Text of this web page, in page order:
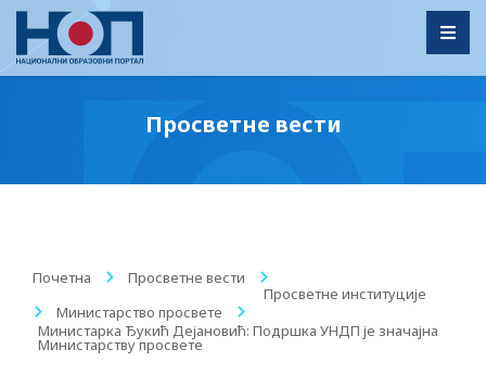
Просветне вести
Почетна / Просветне вести
/
Просветне институције
/
Министарство просвете
/
Министарка Ђукић Дејановић: Подршка УНДП је значајна
Министарству просвете